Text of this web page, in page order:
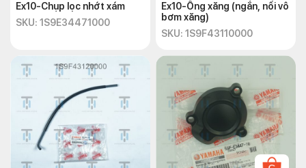
Ex10-Chụp lọc nhớt xám
SKU: 1S9E34471000
Ex10-Ống xăng (ngắn, nối vô
bơm xăng)
SKU: 1S9F43110000